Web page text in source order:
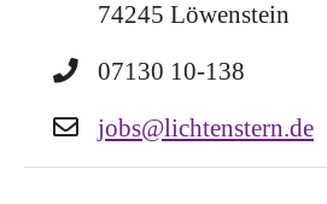
74245 Löwenstein
07130 10-138
jobs@lichtenstern.de